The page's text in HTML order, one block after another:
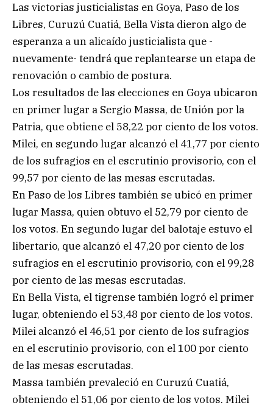
Las victorias justicialistas en Goya, Paso de los
Libres, Curuzú Cuatiá, Bella Vista dieron algo de
esperanza a un alicaído justicialista que -
nuevamente- tendrá que replantearse un etapa de
renovación o cambio de postura.
Los resultados de las elecciones en Goya ubicaron
en primer lugar a Sergio Massa, de Unión por la
Patria, que obtiene el 58,22 por ciento de los votos.
Milei, en segundo lugar alcanzó el 41,77 por ciento
de los sufragios en el escrutinio provisorio, con el
99,57 por ciento de las mesas escrutadas.
En Paso de los Libres también se ubicó en primer
lugar Massa, quien obtuvo el 52,79 por ciento de
los votos. En segundo lugar del balotaje estuvo el
libertario, que alcanzó el 47,20 por ciento de los
sufragios en el escrutinio provisorio, con el 99,28
por ciento de las mesas escrutadas.
En Bella Vista, el tigrense también logró el primer
lugar, obteniendo el 53,48 por ciento de los votos.
Milei alcanzó el 46,51 por ciento de los sufragios
en el escrutinio provisorio, con el 100 por ciento
de las mesas escrutadas.
Massa también prevaleció en Curuzú Cuatiá,
obteniendo el 51,06 por ciento de los votos. Milei